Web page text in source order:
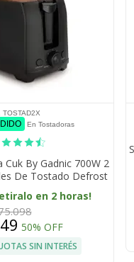
TOSTAD2X
En Tostadoras
By Gadnic 700W 2
De Tostado Defrost
Extraible
en 2 horas!
50% OFF
SIN INTERÉS